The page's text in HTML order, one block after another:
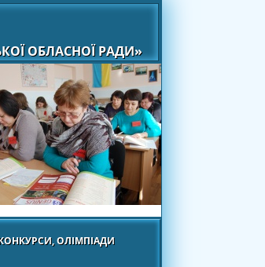
ОБЛАСНОЇ РАДИ»
ОЛІМПІАДИ